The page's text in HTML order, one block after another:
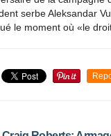
serbe Aleksandar
le moment où «le